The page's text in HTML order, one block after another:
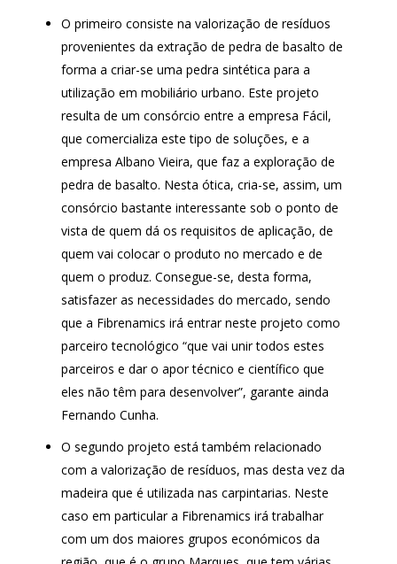
O primeiro consiste na valorização de resíduos
provenientes da extração de pedra de basalto de
forma a criar-se uma pedra sintética para a
utilização em mobiliário urbano. Este projeto
resulta de um consórcio entre a empresa Fácil,
que comercializa este tipo de soluções, e a
empresa Albano Vieira, que faz a exploração de
pedra de basalto. Nesta ótica, cria-se, assim, um
consórcio bastante interessante sob o ponto de
vista de quem dá os requisitos de aplicação, de
quem vai colocar o produto no mercado e de
quem o produz. Consegue-se, desta forma,
satisfazer as necessidades do mercado, sendo
que a Fibrenamics irá entrar neste projeto como
parceiro tecnológico “que vai unir todos estes
parceiros e dar o apor técnico e científico que
eles não têm para desenvolver”, garante ainda
Fernando Cunha.
O segundo projeto está também relacionado
com a valorização de resíduos, mas desta vez da
madeira que é utilizada nas carpintarias. Neste
caso em particular a Fibrenamics irá trabalhar
com um dos maiores grupos económicos da